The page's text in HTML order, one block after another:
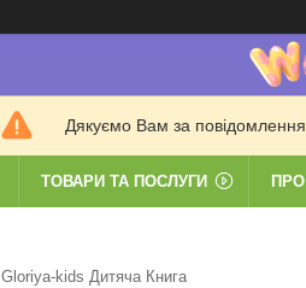
Дякуємо Вам за
ТОВАРИ ТА ПОСЛУГИ
Gloriya-kids Дитяча Книга